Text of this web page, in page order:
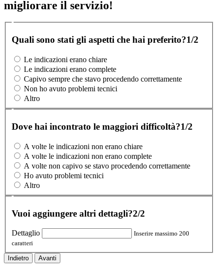
migliorare il servizio!
Quali sono stati gli aspetti che hai preferito?1/2
Le indicazioni erano chiare
Le indicazioni erano complete
Capivo sempre che stavo procedendo correttamente
Non ho avuto problemi tecnici
Altro
Dove hai incontrato le maggiori difficoltà?1/2
A volte le indicazioni non erano chiare
A volte le indicazioni non erano complete
A volte non capivo se stavo procedendo correttamente
Ho avuto problemi tecnici
Altro
Vuoi aggiungere altri dettagli?2/2
Dettaglio
Inserire massimo 200
caratteri
Indietro Avanti